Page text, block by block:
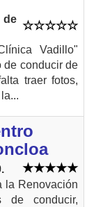
Vadillo"
de conducir de
traer fotos,
la Renovación
de conducir,